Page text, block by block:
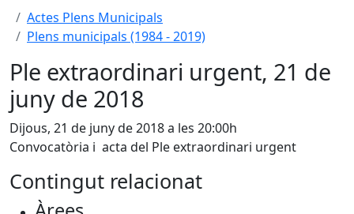
Actes Plens Municipals
Plens municipals (1984 - 2019)
Ple extraordinari urgent, 21 de
juny de 2018
Dijous, 21 de juny de 2018 a les 20:00h
Convocatòria i acta del Ple extraordinari urgent
Contingut relacionat